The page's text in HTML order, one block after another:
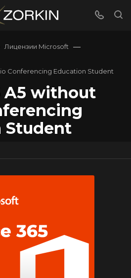
Лицензии Microsoft —
Conferencing Education Student
A5 without
Student